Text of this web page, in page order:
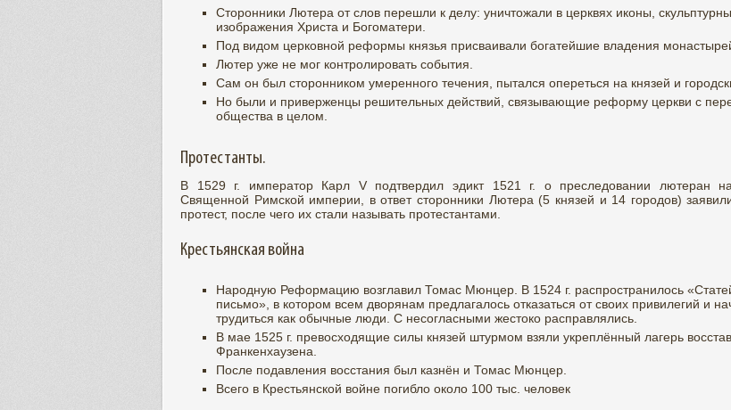
Сторонники Лютера от слов перешли к делу: уничтожали в церквях иконы,
изображения Христа и Богоматери.
Под видом церковной реформы князья присваивали богатейшие владения
Лютер уже не мог контролировать события.
Сам он был сторонником умеренного течения, пытался опереться на князей и
Но были и приверженцы решительных действий, связывающие реформу церкви с
общества в целом.
Протестанты.
В 1529 г. император Карл V подтвердил эдикт 1521 г. о преследовании лютеран
Священной Римской империи, в ответ сторонники Лютера (5 князей и 14 городов)
протест, после чего их стали называть протестантами.
Крестьянская война
Народную Реформацию возглавил Томас Мюнцер. В 1524 г. распространилось
письмо», в котором всем дворянам предлагалось отказаться от своих привилегий и
трудиться как обычные люди. С несогласными жестоко расправлялись.
В мае 1525 г. превосходящие силы князей штурмом взяли укреплённый лагерь
Франкенхаузена.
После подавления восстания был казнён и Томас Мюнцер.
Всего в Крестьянской войне погибло около 100 тыс. человек